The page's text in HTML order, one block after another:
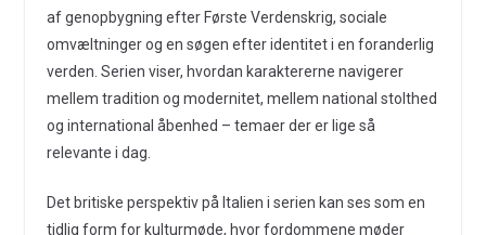
af genopbygning efter Første Verdenskrig, sociale
omvæltninger og en søgen efter identitet i en foranderlig
verden. Serien viser, hvordan karaktererne navigerer
mellem tradition og modernitet, mellem national stolthed
og international åbenhed – temaer der er lige så
relevante i dag.
Det britiske perspektiv på Italien i serien kan ses som en
tidlig form for kulturmøde, hvor fordommene møder